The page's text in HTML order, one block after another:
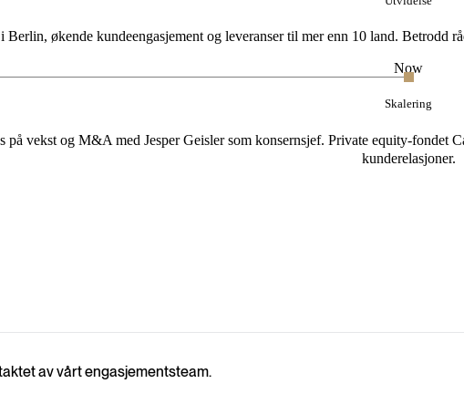
Berlin, økende kundeengasjement og leveranser til mer enn 10 land. Betrodd
Now
Skalering
på vekst og M&A med Jesper Geisler som konsernsjef. Private equity-fondet
kunderelasjoner.
av vårt engasjementsteam.